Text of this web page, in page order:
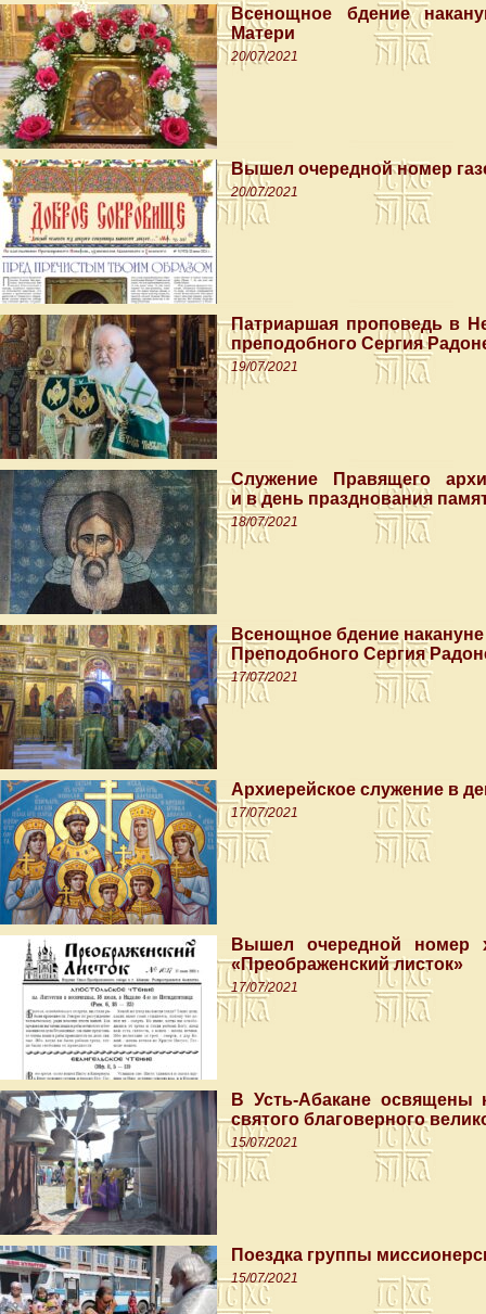
Всенощное бдение
Матери
20/07/2021
Вышел очередной номер
20/07/2021
Патриаршая проповедь в
преподобного Сергия
19/07/2021
Служение Правящего
и в день празднования
18/07/2021
Всенощное бдение
Преподобного Сергия
17/07/2021
Архиерейское служение в
17/07/2021
Вышел очередной номер
«Преображенский листок»
17/07/2021
В Усть-Абакане освящены
святого благоверного
15/07/2021
Поездка группы
15/07/2021